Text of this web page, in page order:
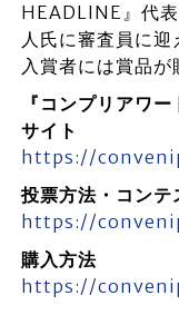
HEADLINE』代
人氏に審査員に迎
入賞者には賞品が
『コンプリアワ
サイト
https://
投票方法・コンテ
https://
購入方法
https://